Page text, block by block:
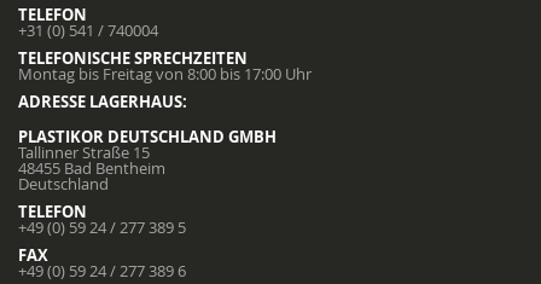
TELEFON
+31 (0) 541 / 740004
TELEFONISCHE SPRECHZEITEN
Montag bis Freitag von 8:00 bis 17:00 Uhr
ADRESSE LAGERHAUS:
PLASTIKOR DEUTSCHLAND GMBH
Tallinner Straße 15
48455 Bad Bentheim
Deutschland
TELEFON
+49 (0) 59 24 / 277 389 5
FAX
+49 (0) 59 24 / 277 389 6